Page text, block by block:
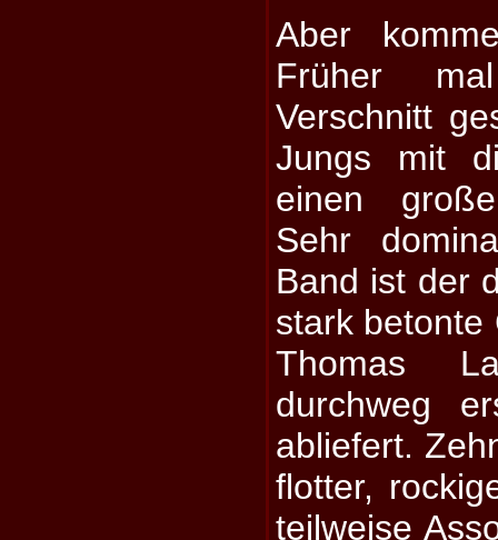
Aber
Früher
Verschnitt
Jungs mit
einen
Sehr
Band ist der
stark betonte
Thomas
durchweg
abliefert.
flotter,
teilweise